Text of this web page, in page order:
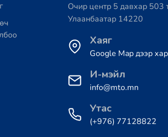
Очир центр 5 давхар 503
Улаанбаатар 14220
Хаяг
Google Map дээр
И-мэйл
info@mto.mn
Утас
(+976) 77128822